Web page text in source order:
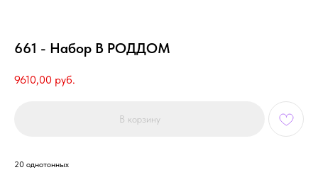
661 - Набор В РОДДОМ
9610,00 руб.
В корзину
20 однотонных